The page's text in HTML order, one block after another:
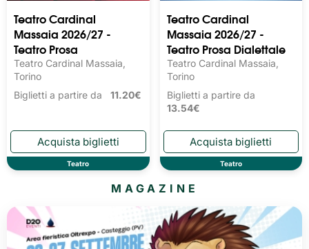
Teatro Cardinal
Massaia 2026/27 -
Teatro Prosa
Teatro Cardinal Massaia,
Torino
Biglietti a partire da 11.20€
Teatro
Teatro Cardinal
Massaia 2026/27 -
Teatro Prosa Dialettale
Teatro Cardinal Massaia,
Torino
Biglietti a partire da
13.54€
Teatro
MAGAZINE